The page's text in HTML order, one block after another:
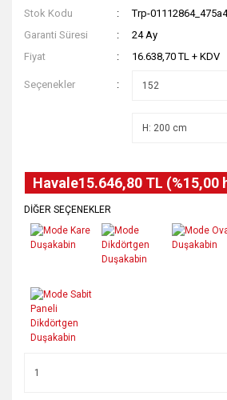
Stok Kodu
Trp-
Garanti Süresi
24 Ay
Fiyat
16.638,70 TL + KDV
Seçenekler
Havale15.646,80 TL
DİĞER SEÇENEKLER